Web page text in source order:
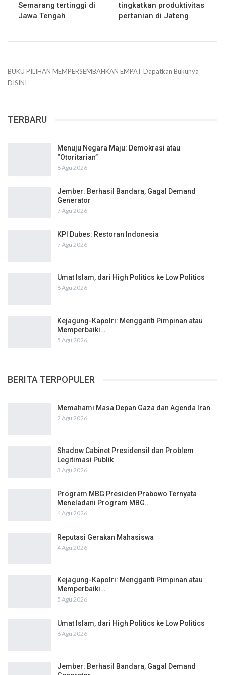
Semarang tertinggi di
Jawa Tengah
tingkatkan produktivitas
pertanian di Jateng
BUKU PILIHAN MEMPERSEMBAHKAN EMPAT Dapatkan Bukunya
DISINI
TERBARU
Menuju Negara Maju: Demokrasi atau
“Otoritarian”
8 Agu 2026
Jember: Berhasil Bandara, Gagal Demand
Generator
7 Agu 2026
KPI Dubes: Restoran Indonesia
7 Agu 2026
Umat Islam, dari High Politics ke Low Politics
6 Agu 2026
Kejagung-Kapolri: Mengganti Pimpinan atau
Memperbaiki…
5 Agu 2026
BERITA TERPOPULER
Memahami Masa Depan Gaza dan Agenda Iran
2 Agu 2026
Shadow Cabinet Presidensil dan Problem
Legitimasi Publik
3 Agu 2026
Program MBG Presiden Prabowo Ternyata
Meneladani Program MBG…
4 Agu 2026
Reputasi Gerakan Mahasiswa
4 Agu 2026
Kejagung-Kapolri: Mengganti Pimpinan atau
Memperbaiki…
5 Agu 2026
Umat Islam, dari High Politics ke Low Politics
6 Agu 2026
Jember: Berhasil Bandara, Gagal Demand